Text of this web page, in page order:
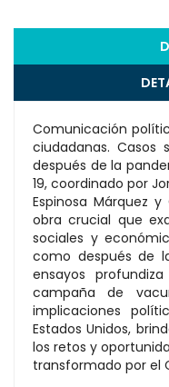
Comunicación
ciudadanas.
después de la
19, coordinado por
Espinosa Márquez
obra crucial que
sociales y
como después de
ensayos
campaña de
implicaciones
Estados Unidos,
los retos y
transformado por el